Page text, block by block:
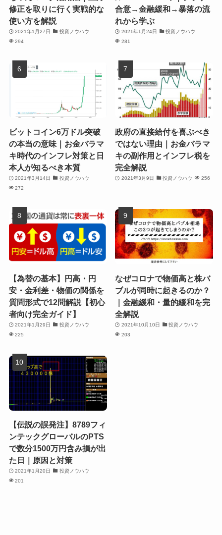
修正を取りに行く実戦的な
使い方を解説
2021年1月27日
投資ノウハウ
294
合意→金融緩和→暴落の流
れから学ぶ
2021年1月24日
投資ノウハウ
281
ビットコイン6万ドル突破
の本当の意味｜お金バラマ
キ時代のインフレ対策と日
本人が知るべき本質
2021年3月14日
投資ノウハウ
272
政府の直接給付を喜ぶべき
ではない理由｜お金バラマ
キの副作用とインフレ税を
完全解説
2021年3月9日 投資ノウハウ 256
【為替の基本】円高・円
安・金利差・物価の関係を
質問形式で12問解説【初心
者向け完全ガイド】
2021年1月29日
投資ノウハウ
225
なぜコロナで物価高と株バ
ブルが同時に起きるのか？
｜金融緩和・量的緩和を完
全解説
2021年10月10日
投資ノウハウ
203
【伝説の誤発注】8789フィ
ンテックグローバルのPTS
で数分1500万円含み損が出
た日｜原因と対策
2021年1月20日
投資ノウハウ
201